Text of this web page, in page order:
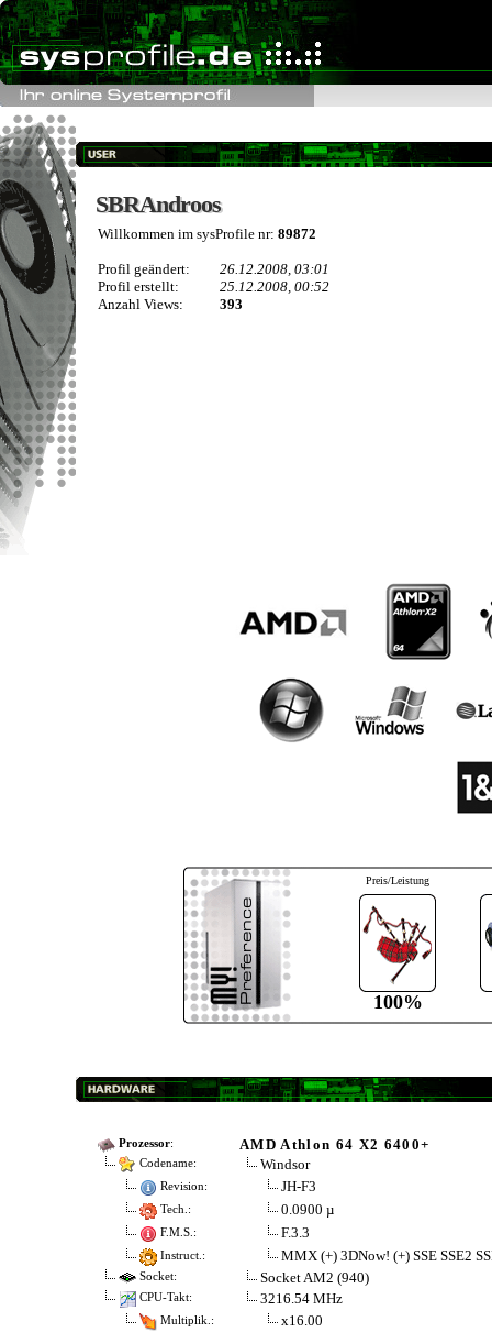
SBRAndroos
SBRAndroos
Willkommen im sysProfile nr: 89872
Profil geändert:
26.12.2008, 03:01
Profil erstellt:
25.12.2008, 00:52
Anzahl Views:
393
Preis/Leistung
100%
Prozessor: AMD Athlon 64 X2 6400+
Codename: Windsor
Revision: JH-F3
Tech.: 0.0900 µ
F.M.S.: F.3.3
Instruct.: MMX (+) 3DNow! (+) SSE SSE2
Socket: Socket AM2 (940)
CPU-Takt: 3216.54 MHz
Multiplik.: x16.00